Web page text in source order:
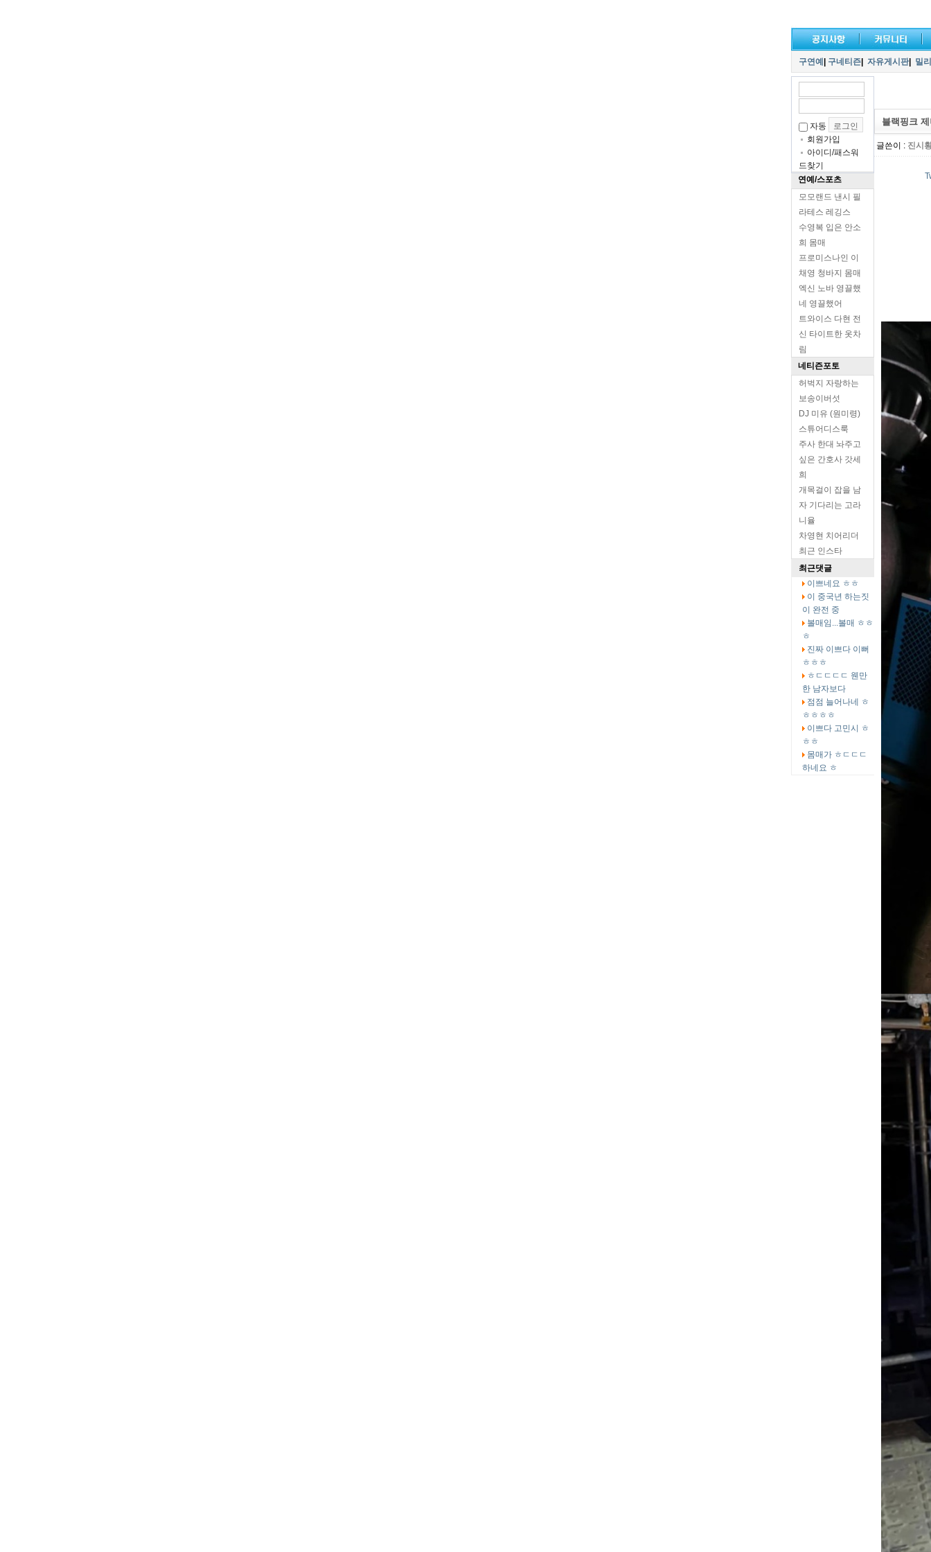
구연예 구네티즌 자유게시판| 밀
자동
회원가입
아이디/패스워
드찾기
연예/스포츠
모모랜드 낸시 필
라테스 레깅스
수영복 입은 안소
희 몸매
프로미스나인 이
채영 청바지 몸매
엑신 노바 영끌했
네 영끌했어
트와이스 다현 전
신 타이트한 옷차
림
네티즌포토
허벅지 자랑하는
보송이버섯
DJ 미유 (원미령)
스튜어디스룩
주사 한대 놔주고
싶은 간호사 갓세
희
개목걸이 잡을 남
자 기다리는 고라
니율
차영현 치어리더
최근 인스타
최근댓글
이쁘네요 ㅎㅎ
이 중국년 하는짓
이 완전 중
볼매임...볼매 ㅎㅎ
ㅎ
진짜 이쁘다 이뻐
ㅎㅎㅎ
ㅎㄷㄷㄷㄷ 웬만
한 남자보다
점점 늘어나네 ㅎ
ㅎㅎㅎㅎ
이쁘다 고민시 ㅎ
ㅎㅎ
몸매가 ㅎㄷㄷㄷ
하네요 ㅎ
블랙핑크
글쓴이 : 진시